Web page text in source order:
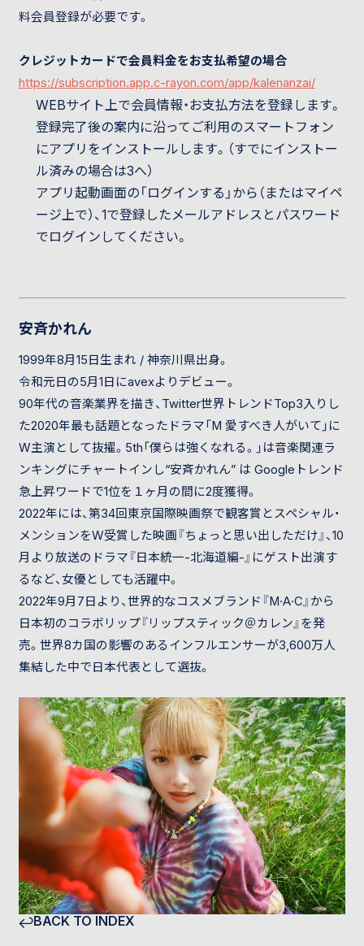
BACK TO INDEX
料会員登録が必要です。
クレジットカードで会員料金をお支払希望の場合
https://subscription.app.c-rayon.com/app/kalenanzai/
WEBサイト上で会員情報・お支払方法を登録します。
登録完了後の案内に沿ってご利用のスマートフォン
にアプリをインストールします。（すでにインストー
ル済みの場合は3へ）
アプリ起動画面の「ログインする」から（またはマイペ
ージ上で）、1で登録したメールアドレスとパスワード
でログインしてください。
安斉かれん
1999年8月15日生まれ / 神奈川県出身。
令和元日の5月1日にavexよりデビュー。
90年代の音楽業界を描き、Twitter世界トレンドTop3入りし
た2020年最も話題となったドラマ「M 愛すべき人がいて」に
W主演として抜擢。5th「僕らは強くなれる。」は音楽関連ラ
ンキングにチャートインし“安斉かれん” は Googleトレンド
急上昇ワードで1位を１ヶ月の間に2度獲得。
2022年には、第34回東京国際映画祭で観客賞とスペシャル・
メンションをW受賞した映画『ちょっと思い出しただけ』、10
月より放送のドラマ『日本統一-北海道編-』にゲスト出演す
るなど、女優としても活躍中。
2022年9月7日より、世界的なコスメブランド『M·A·C』から
日本初のコラボリップ『リップスティック＠カレン』を発
売。世界8カ国の影響のあるインフルエンサーが3,600万人
集結した中で日本代表として選抜。